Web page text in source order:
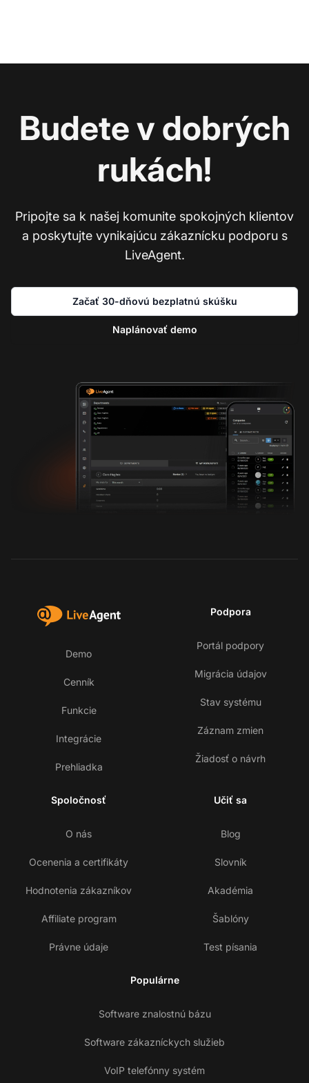
Budete v dobrých
rukách!
Pripojte sa k našej komunite spokojných klientov
a poskytujte vynikajúcu zákaznícku podporu s
LiveAgent.
Začať 30-dňovú bezplatnú skúšku
Naplánovať demo
Demo
Cenník
Funkcie
Integrácie
Prehliadka
Podpora
Portál podpory
Migrácia údajov
Stav systému
Záznam zmien
Žiadosť o návrh
Spoločnosť
O nás
Ocenenia a certifikáty
Hodnotenia zákazníkov
Affiliate program
Právne údaje
Učiť sa
Blog
Slovník
Akadémia
Šablóny
Test písania
Populárne
Software znalostnú bázu
Software zákazníckych služieb
VoIP telefónny systém